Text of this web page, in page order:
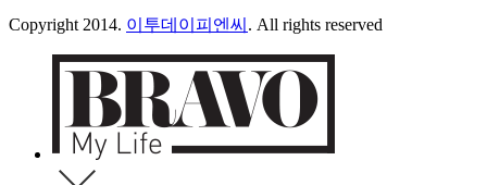
Copyright 2014. 이투데이피엔씨 . All rights reserved